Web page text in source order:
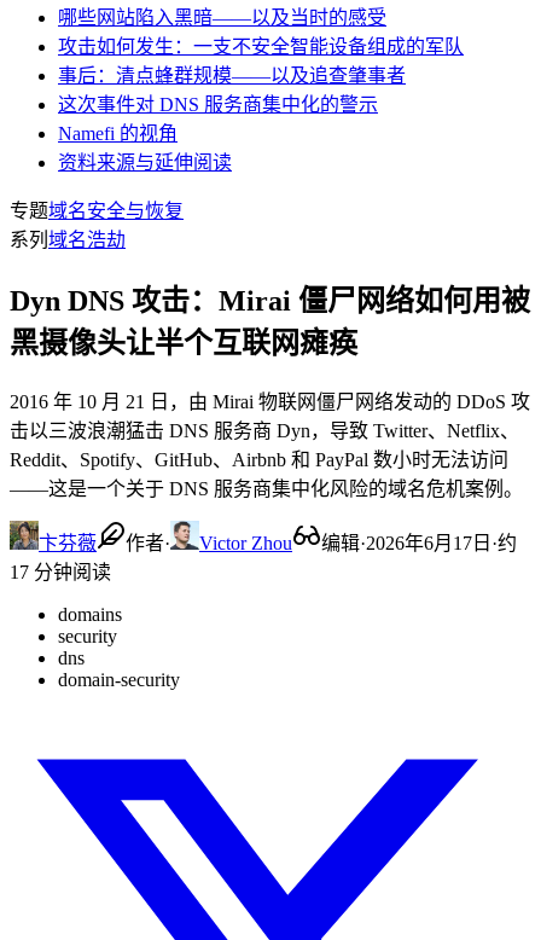
哪些网站陷入黑暗——以及当时的感受
攻击如何发生：一支不安全智能设备组成的军队
事后：清点蜂群规模——以及追查肇事者
这次事件对 DNS 服务商集中化的警示
Namefi 的视角
资料来源与延伸阅读
专题域名安全与恢复
系列 域名浩劫
Dyn DNS 攻击：Mirai 僵尸网络如何用被
黑摄像头让半个互联网瘫痪
2016 年 10 月 21 日，由 Mirai 物联网僵尸网络发动的 DDoS 攻
击以三波浪潮猛击 DNS 服务商 Dyn，导致 Twitter、Netflix、
Reddit、Spotify、GitHub、Airbnb 和 PayPal 数小时无法访问
——这是一个关于 DNS 服务商集中化风险的域名危机案例。
卞芬薇 作者· Victor Zhou 编辑·2026年6月17日 ·约
17 分钟阅读
domains
security
dns
domain-security